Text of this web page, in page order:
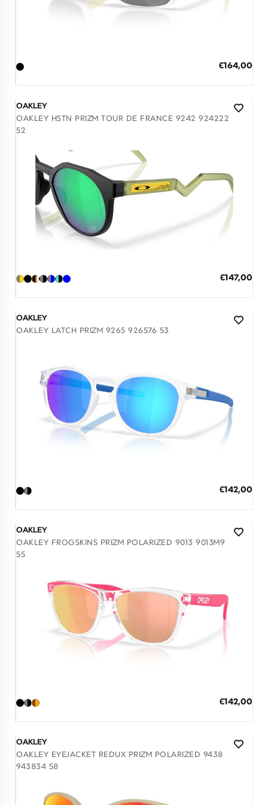
Ειδική
€164,00
OAKLEY
OAKLEY HSTN PRIZM TOUR DE FRANCE 9242 924222
52
Ειδική
€147,00
OAKLEY
OAKLEY LATCH PRIZM 9265 926576 53
Ειδική
€142,00
OAKLEY
OAKLEY FROGSKINS PRIZM POLARIZED 9013 9013M9
55
Ειδική
€142,00
OAKLEY
OAKLEY EYEJACKET REDUX PRIZM POLARIZED 9438
943834 58